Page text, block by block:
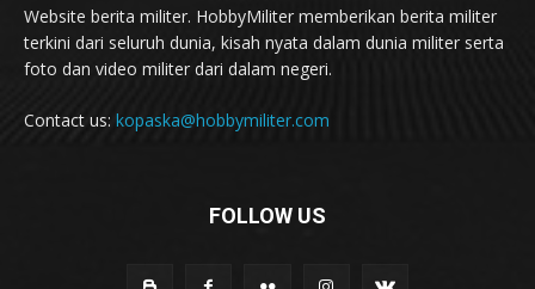
Website berita militer. HobbyMiliter memberikan berita militer
terkini dari seluruh dunia, kisah nyata dalam dunia militer serta
foto dan video militer dari dalam negeri.
Contact us: kopaska@hobbymiliter.com
FOLLOW US